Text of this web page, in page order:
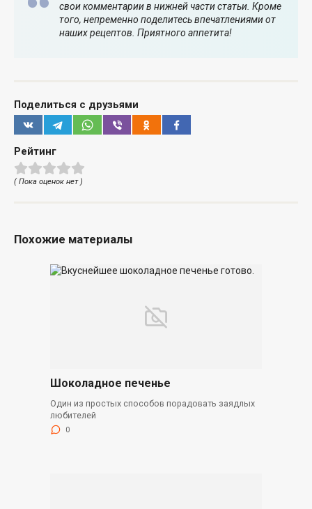
свои комментарии в нижней части статьи. Кроме
того, непременно поделитесь впечатлениями от
наших рецептов. Приятного аппетита!
Поделиться с друзьями
Рейтинг
( Пока оценок нет )
Похожие материалы
Шоколадное печенье
Один из простых способов порадовать заядлых
любителей
0